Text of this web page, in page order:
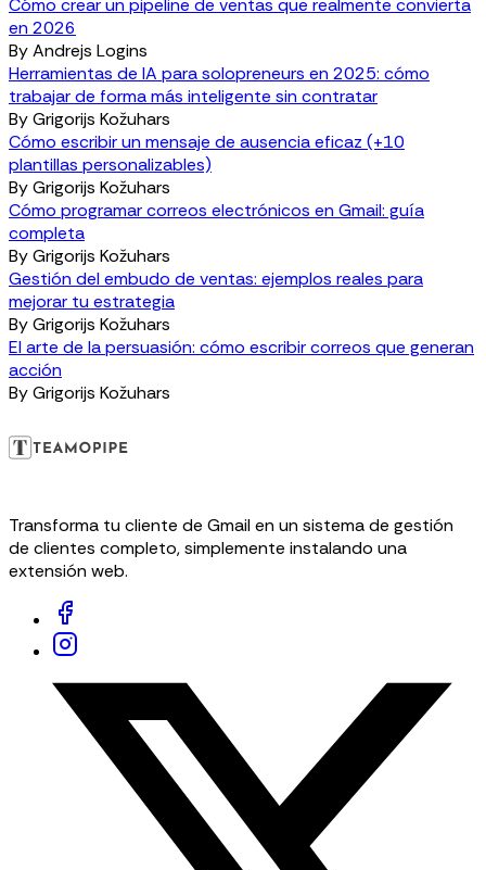
Cómo crear un pipeline de ventas que realmente convierta
en 2026
ByAndrejs Logins
Herramientas de IA para solopreneurs en 2025: cómo
trabajar de forma más inteligente sin contratar
ByGrigorijs Kožuhars
Cómo escribir un mensaje de ausencia eficaz (+10
plantillas personalizables)
ByGrigorijs Kožuhars
Cómo programar correos electrónicos en Gmail: guía
completa
ByGrigorijs Kožuhars
Gestión del embudo de ventas: ejemplos reales para
mejorar tu estrategia
ByGrigorijs Kožuhars
El arte de la persuasión: cómo escribir correos que generan
acción
ByGrigorijs Kožuhars
Transforma tu cliente de Gmail en un sistema de gestión
de clientes completo, simplemente instalando una
extensión web.